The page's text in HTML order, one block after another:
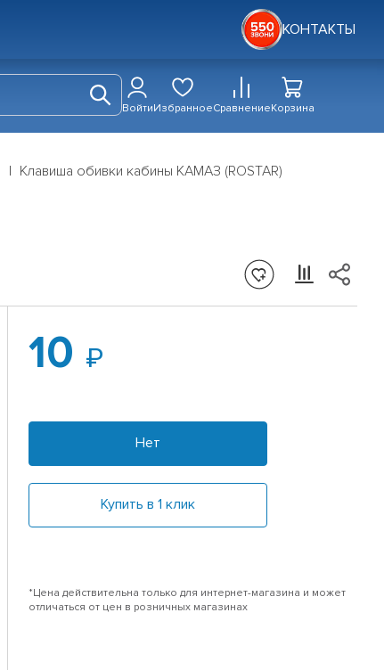
КОНТАКТЫ
ВойтиИзбранноеСравнениеКорзина
Клавиша обивки кабины КАМАЗ (ROSTAR)
10
Нет
Купить в 1 клик
*Цена действительна только для интернет-магазина и может
отличаться от цен в розничных магазинах